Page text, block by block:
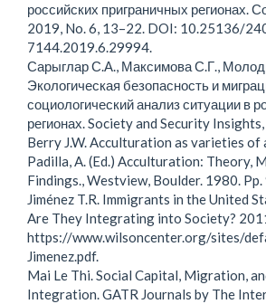
российских приграничных регионах.
2019, No. 6, 13–22. DOI: 10.25136/
7144.2019.6.29994.
Сарыглар С.А., Максимова С.Г.,
Экологическая безопасность и
социологический анализ ситуации в
регионах. Society and Security
Berry J.W. Acculturation as varieties of
Padilla, A. (Ed.) Acculturation: Theory,
Findings., Westview, Boulder. 1980. Pp.
Jiménez T.R. Immigrants in the United
Are They Integrating into Society?
https://www.wilsoncenter.org/sites/
Jimenez.pdf.
Mai Le Thi. Social Capital, Migration,
Integration. GATR Journals by The